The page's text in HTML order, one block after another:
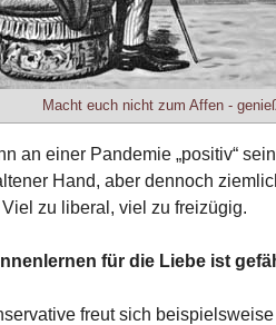
Macht euch nicht zum Affen -
an einer Pandemie „positiv“
Hand, aber dennoch
zu liberal, viel zu freizügig.
für die Liebe ist
freut sich